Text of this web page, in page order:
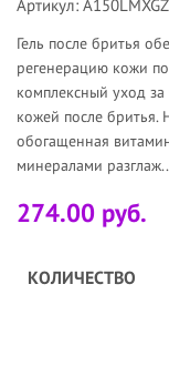
Артикул:
Гель после бритья
регенерацию кожи
комплексный уход
кожей после бритья.
обогащенная
минералами
274.00 руб.
КОЛИЧЕСТВО